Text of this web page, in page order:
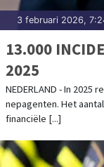
3 februari 2026,
13.000
2025
NEDERLAND - In
nepagenten. Het
financiële [...]